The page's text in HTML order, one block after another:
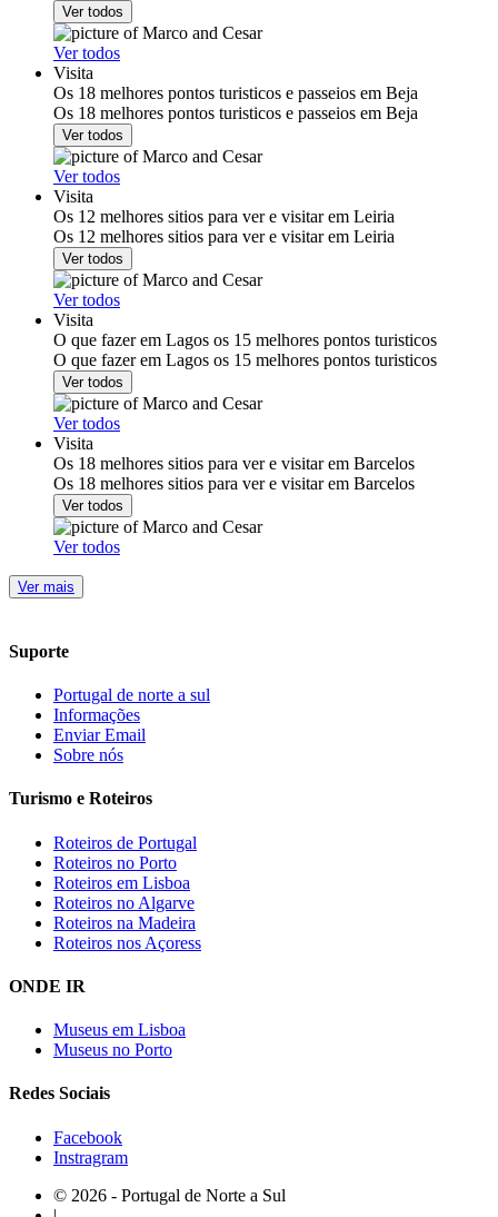
Ver todos
Ver todos
Visita
Os 18 melhores pontos turisticos e passeios em Beja
Os 18 melhores pontos turisticos e passeios em Beja
Ver todos
Ver todos
Visita
Os 12 melhores sitios para ver e visitar em Leiria
Os 12 melhores sitios para ver e visitar em Leiria
Ver todos
Ver todos
Visita
O que fazer em Lagos os 15 melhores pontos turisticos
O que fazer em Lagos os 15 melhores pontos turisticos
Ver todos
Ver todos
Visita
Os 18 melhores sitios para ver e visitar em Barcelos
Os 18 melhores sitios para ver e visitar em Barcelos
Ver todos
Ver todos
Ver mais
Suporte
Portugal de norte a sul
Informações
Enviar Email
Sobre nós
Turismo e Roteiros
Roteiros de Portugal
Roteiros no Porto
Roteiros em Lisboa
Roteiros no Algarve
Roteiros na Madeira
Roteiros nos Açoress
ONDE IR
Museus em Lisboa
Museus no Porto
Redes Sociais
Facebook
Instragram
© 2026 - Portugal de Norte a Sul